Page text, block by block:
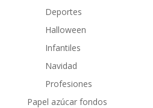
Deportes
Halloween
Infantiles
Navidad
Profesiones
Papel azúcar fondos